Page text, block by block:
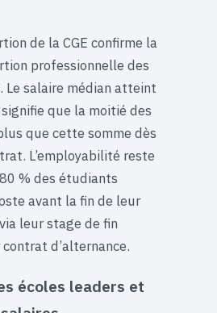
de la CGE confirme la
professionnelle des
Le salaire médian atteint
que la moitié des
que cette somme dès
L’employabilité reste
% des étudiants
avant la fin de leur
leur stage de fin
d’alternance.
écoles leaders et